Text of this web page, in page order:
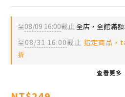
至08/09 16:00截止全店，全館滿
至08/31 16:00截止 指定商品，
折
查看更多